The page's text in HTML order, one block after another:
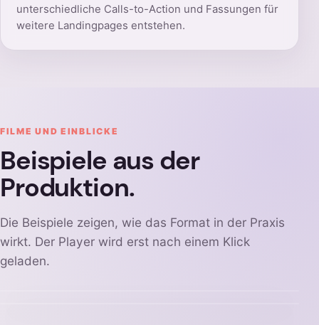
unterschiedliche Calls-to-Action und Fassungen für
weitere Landingpages entstehen.
FILME UND EINBLICKE
Beispiele aus der
Produktion.
Die Beispiele zeigen, wie das Format in der Praxis
wirkt. Der Player wird erst nach einem Klick
geladen.Film ansehen